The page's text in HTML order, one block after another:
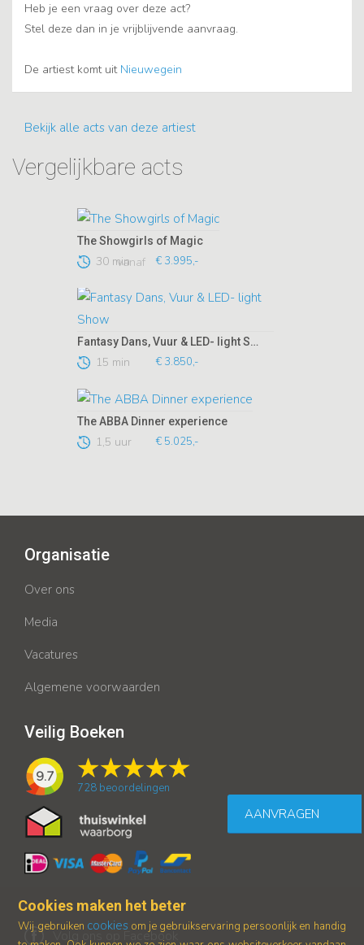
Heb je een vraag over deze act?
Stel deze dan in je vrijblijvende aanvraag.
De artiest komt uit Nieuwegein
Bekijk alle acts van deze artiest
Vergelijkbare acts
The Showgirls of Magic
30 minvanaf € 3.995,-
Fantasy Dans, Vuur & LED- light Show
15 min € 3.850,-
The ABBA Dinner experience
1,5 uur € 5.025,-
AANVRAGEN
Organisatie
Over ons
Media
Vacatures
Algemene voorwaarden
Veilig Boeken
9.7
728 beoordelingen
Volg ons op Facebook
Cookies maken het beter
Wij gebruiken cookies om je gebruikservaring persoonlijk en handig